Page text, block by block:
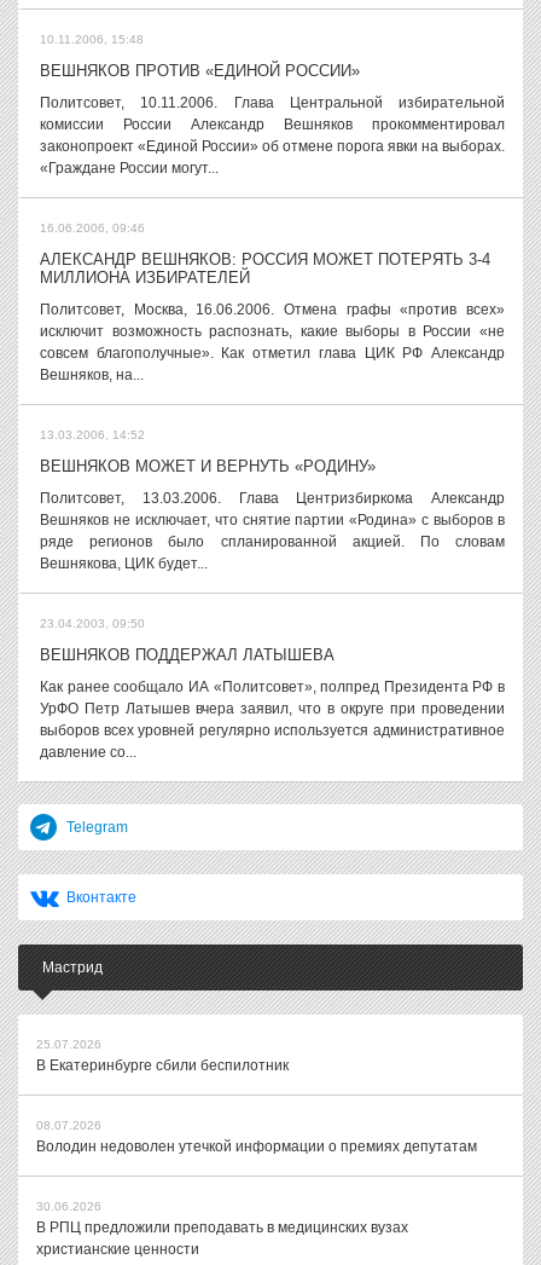
10.11.2006, 15:48
ВЕШНЯКОВ ПРОТИВ «ЕДИНОЙ РОССИИ»
Политсовет, 10.11.2006. Глава Центральной избирательной
комиссии России Александр Вешняков прокомментировал
законопроект «Единой России» об отмене порога явки на выборах.
«Граждане России могут...
16.06.2006, 09:46
АЛЕКСАНДР ВЕШНЯКОВ: РОССИЯ МОЖЕТ ПОТЕРЯТЬ 3-4
МИЛЛИОНА ИЗБИРАТЕЛЕЙ
Политсовет, Москва, 16.06.2006. Отмена графы «против всех»
исключит возможность распознать, какие выборы в России «не
совсем благополучные». Как отметил глава ЦИК РФ Александр
Вешняков, на...
13.03.2006, 14:52
ВЕШНЯКОВ МОЖЕТ И ВЕРНУТЬ «РОДИНУ»
Политсовет, 13.03.2006. Глава Центризбиркома Александр
Вешняков не исключает, что снятие партии «Родина» с выборов в
ряде регионов было спланированной акцией. По словам
Вешнякова, ЦИК будет...
23.04.2003, 09:50
ВЕШНЯКОВ ПОДДЕРЖАЛ ЛАТЫШЕВА
Как ранее сообщало ИА «Политсовет», полпред Президента РФ в
УрФО Петр Латышев вчера заявил, что в округе при проведении
выборов всех уровней регулярно используется административное
давление со...
Telegram
Вконтакте
Мастрид
25.07.2026
В Екатеринбурге сбили беспилотник
08.07.2026
Володин недоволен утечкой информации о премиях депутатам
30.06.2026
В РПЦ предложили преподавать в медицинских вузах
христианские ценности